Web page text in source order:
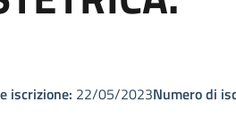
iscrizione: 22/05/2023Numero di